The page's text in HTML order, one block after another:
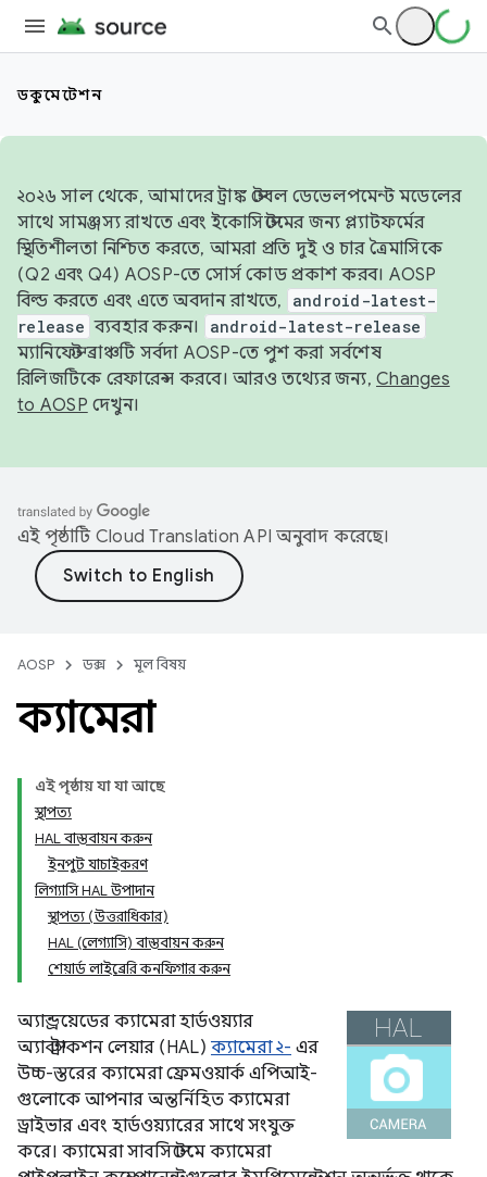
ডকুমেন্টেশন
২০২৬ সাল থেকে, আমাদের ট্রাঙ্ক স্টেবল ডেভেলপমেন্ট মডেলের
সাথে সামঞ্জস্য রাখতে এবং ইকোসিস্টেমের জন্য প্ল্যাটফর্মের
স্থিতিশীলতা নিশ্চিত করতে, আমরা প্রতি দুই ও চার ত্রৈমাসিকে
(Q2 এবং Q4) AOSP-তে সোর্স কোড প্রকাশ করব। AOSP
বিল্ড করতে এবং এতে অবদান রাখতে,
android-latest-
release ব্যবহার করুন। android-latest-release
ম্যানিফেস্ট ব্রাঞ্চটি সর্বদা AOSP-তে পুশ করা সর্বশেষ
রিলিজটিকে রেফারেন্স করবে। আরও তথ্যের জন্য, Changes
to AOSP দেখুন।
এই পৃষ্ঠাটি Cloud Translation API অনুবাদ করেছে।
AOSP ডক্স মূল বিষয়
ক্যামেরা
এই পৃষ্ঠায় যা যা আছে
স্থাপত্য
HAL বাস্তবায়ন করুন
ইনপুট যাচাইকরণ
লিগ্যাসি HAL উপাদান
স্থাপত্য (উত্তরাধিকার)
HAL (লেগ্যাসি) বাস্তবায়ন করুন
শেয়ার্ড লাইব্রেরি কনফিগার করুন
অ্যান্ড্রয়েডের ক্যামেরা হার্ডওয়্যার
অ্যাবস্ট্রাকশন লেয়ার (HAL) ক্যামেরা ২- এর
উচ্চ-স্তরের ক্যামেরা ফ্রেমওয়ার্ক এপিআই-
গুলোকে আপনার অন্তর্নিহিত ক্যামেরা
ড্রাইভার এবং হার্ডওয়্যারের সাথে সংযুক্ত
করে। ক্যামেরা সাবসিস্টেমে ক্যামেরা